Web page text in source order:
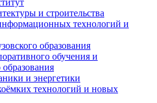
и строительства
технологий и
образования
обучения и
и энергетики
технологий и новых